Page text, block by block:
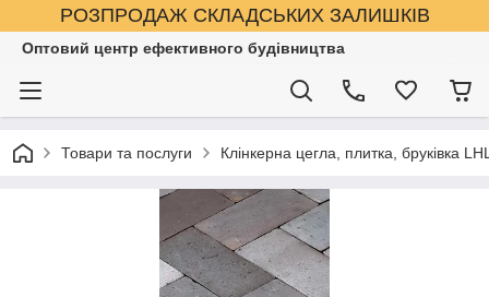
РОЗПРОДАЖ СКЛАДСЬКИХ ЗАЛИШКІВ
Оптовий центр ефективного будівництва
Товари та послуги Клінкерна цегла, плитка, бруківка